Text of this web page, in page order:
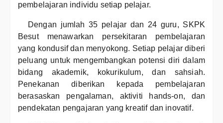
pembelajaran individu setiap pelajar.
Dengan jumlah 35 pelajar dan 24 guru, SKPK
Besut menawarkan persekitaran pembelajaran
yang kondusif dan menyokong. Setiap pelajar diberi
peluang untuk mengembangkan potensi diri dalam
bidang akademik, kokurikulum, dan sahsiah.
Penekanan diberikan kepada pembelajaran
berasaskan pengalaman, aktiviti hands-on, dan
pendekatan pengajaran yang kreatif dan inovatif.